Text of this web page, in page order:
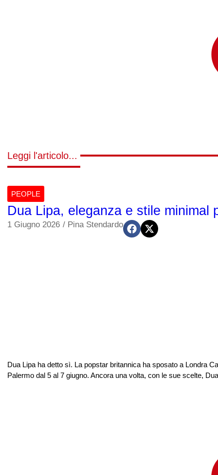
Leggi l'articolo...
PEOPLE
Dua Lipa, eleganza e stile minimal
1 Giugno 2026 / Pina Stendardo
Dua Lipa ha detto sì. La popstar britannica ha sposato a Londra
Palermo dal 5 al 7 giugno. Ancora una volta, con le sue scelte,